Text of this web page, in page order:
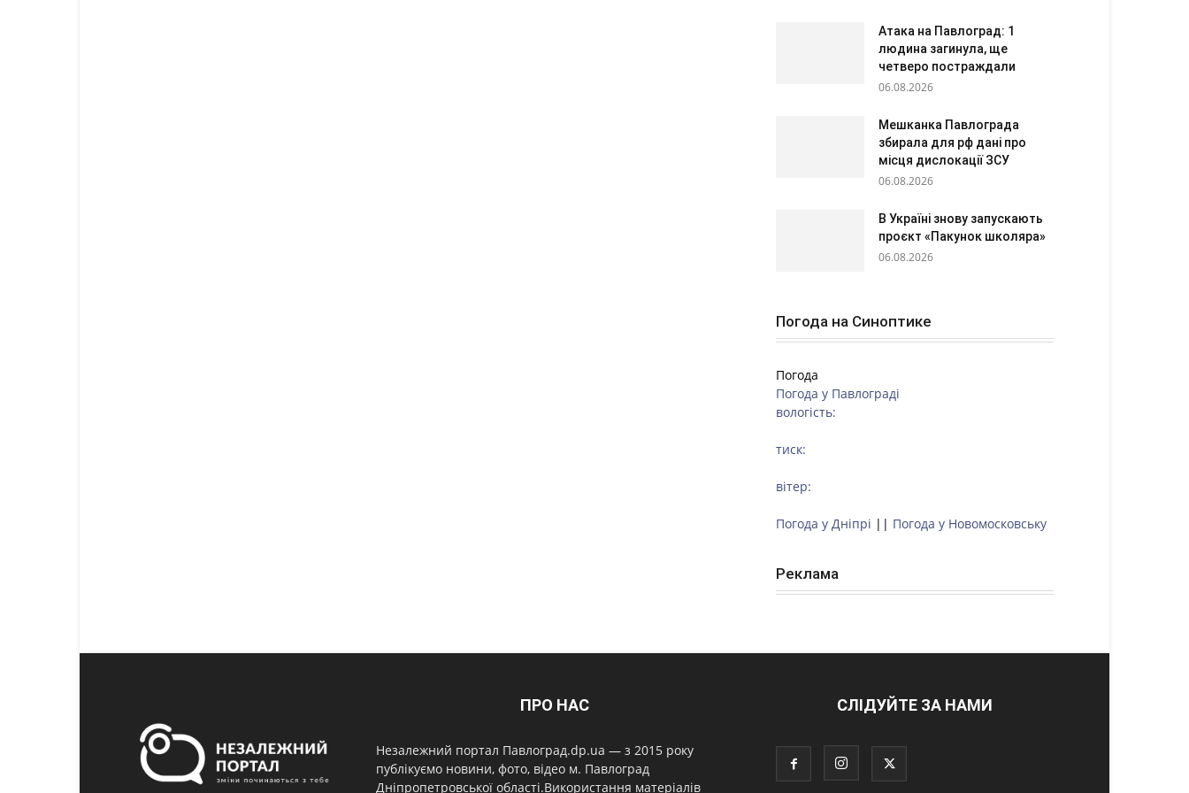
Атака на Павлоград: 1
людина загинула, ще
четверо постраждали
06.08.2026
Мешканка Павлограда
збирала для рф дані про
місця дислокації ЗСУ
06.08.2026
В Україні знову запускають
проєкт «Пакунок школяра»
06.08.2026
Погода на Синоптике
Погода
Погода у Павлограді
вологість:
тиск:
вітер:
Погода у Дніпрі || Погода у Новомосковську
Реклама
ПРО НАС
Незалежний портал Павлоград.dp.ua — з 2015 року
публікуємо новини, фото, відео м. Павлоград
Дніпропетровської області.Використання матеріалів
СЛІДУЙТЕ ЗА НАМИ